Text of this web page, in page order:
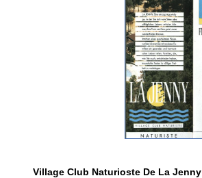
Village Club Naturioste De La Jenny